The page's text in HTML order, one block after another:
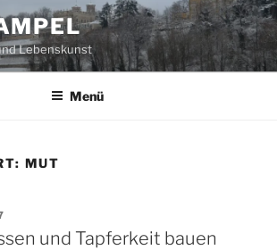
Lebenskunst
Menü
MUT
und Tapferkeit bauen